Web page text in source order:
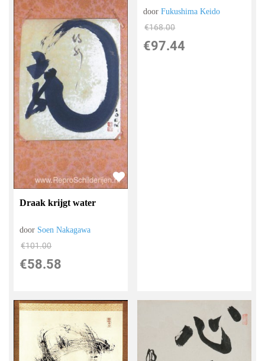
Draak krijgt water
door Soen Nakagawa
€101.00
€58.58
doorFukushima Keido
€168.00
€97.44